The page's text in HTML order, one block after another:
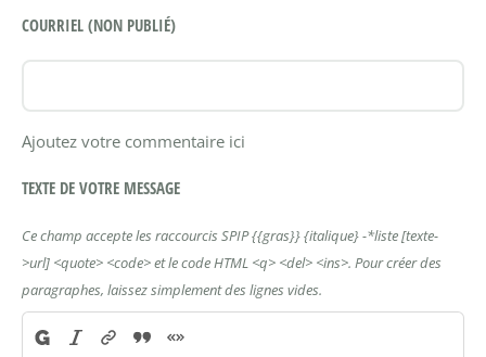
COURRIEL (NON PUBLIÉ)
Ajoutez votre commentaire ici
TEXTE DE VOTRE MESSAGE
Ce champ accepte les raccourcis SPIP{{gras}}{italique}-*liste[texte-
>url] <quote> <code>et le code HTML <q> <del> <ins>. Pour créer des
paragraphes, laissez simplement des lignes vides.